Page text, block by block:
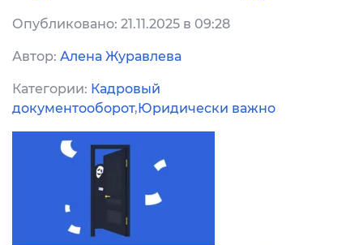
Опубликовано: 21.11.2025 в 09:28
Автор: Алена Журавлева
Категории: Кадровый
документооборот,Юридически важно